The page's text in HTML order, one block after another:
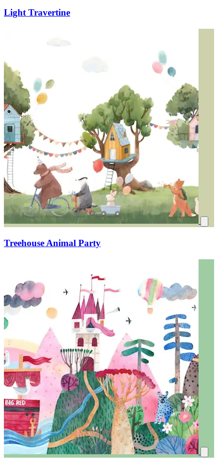
Light Travertine
Treehouse Animal Party